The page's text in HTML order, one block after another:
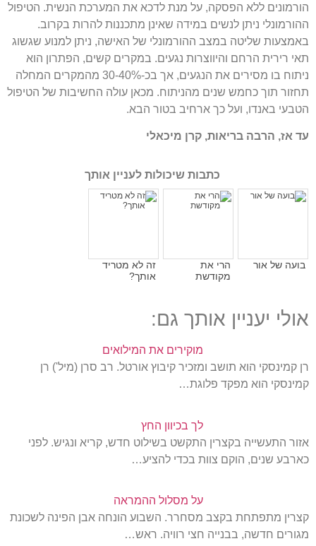
הורמונים ללא הפסקה, על מנת לדכא את המערכת הנשית. הטיפול
ההורמונלי ניתן לנשים במידה שאינן מתכננות להרות בקרוב.
באמצעות שליטה במצב ההורמונלי של האישה, ניתן למנוע שגשוג
תאי רירית הרחם והיווצרות נגעים. במקרים קשים, הפתרון הוא
ניתוח בו מסירים את הנגעים, אך בכ-30-40% מהמקרים המחלה
תחזור תוך כחמש שנים מהניתוח. מכאן עולה החשיבות של הטיפול
הטבעי באנדו, ועל כך ארחיב בטור הבא.
עד אז, הרבה בריאות, קרן מיכאלי
כתבות שיכולות לעניין אותך
בועה של אור
הרי את
מקודשת
זה לא מטריד
אותך?
אולי יעניין אותך גם:
מוקירים את המילואים
רן קמינסקי הוא תושב ומזכיר קיבוץ אורטל. רב סרן (מיל') רן
קמינסקי הוא מפקד פלוגת…
לך בכיוון החץ
אזור התעשייה בקצרין התקשט בשילוט חדש, קריא ונגיש. לפני
כארבע שנים, הוקם צוות בכדי להציע…
על מסלול ההמראה
קצרין מתפתחת בקצב מסחרר. השבוע הונחה אבן הפינה לשכונת
מגורים חדשה, בבנייה חצי רוויה. ראש…